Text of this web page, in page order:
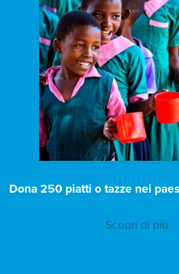
Dona 250 piatti o tazze nei
Scopri di più